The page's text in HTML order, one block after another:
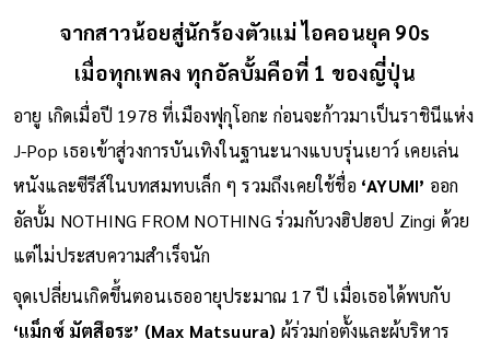
ทางการเมือง
จากสาวน้อยสู่นักร้องตัวแม่ ไอคอนยุค 90s
เมื่อทุกเพลง ทุกอัลบั้มคือที่ 1 ของญี่ปุ่น
อายู เกิดเมื่อปี 1978 ที่เมืองฟุกุโอกะ ก่อนจะก้าวมาเป็นราชินีแห่ง
J-Pop เธอเข้าสู่วงการบันเทิงในฐานะนางแบบรุ่นเยาว์ เคยเล่น
หนังและซีรีส์ในบทสมทบเล็ก ๆ รวมถึงเคยใช้ชื่อ
อัลบั้ม NOTHING FROM NOTHING ร่วมกับวงฮิปฮอป Zingi ด้วย
แต่ไม่ประสบความสำเร็จนัก